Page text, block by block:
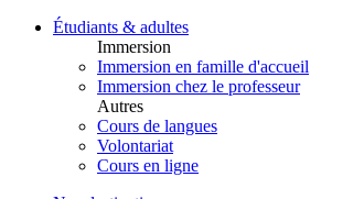
Étudiants & adultes
Immersion
Immersion en famille d'accueil
Immersion chez le professeur
Autres
Cours de langues
Volontariat
Cours en ligne